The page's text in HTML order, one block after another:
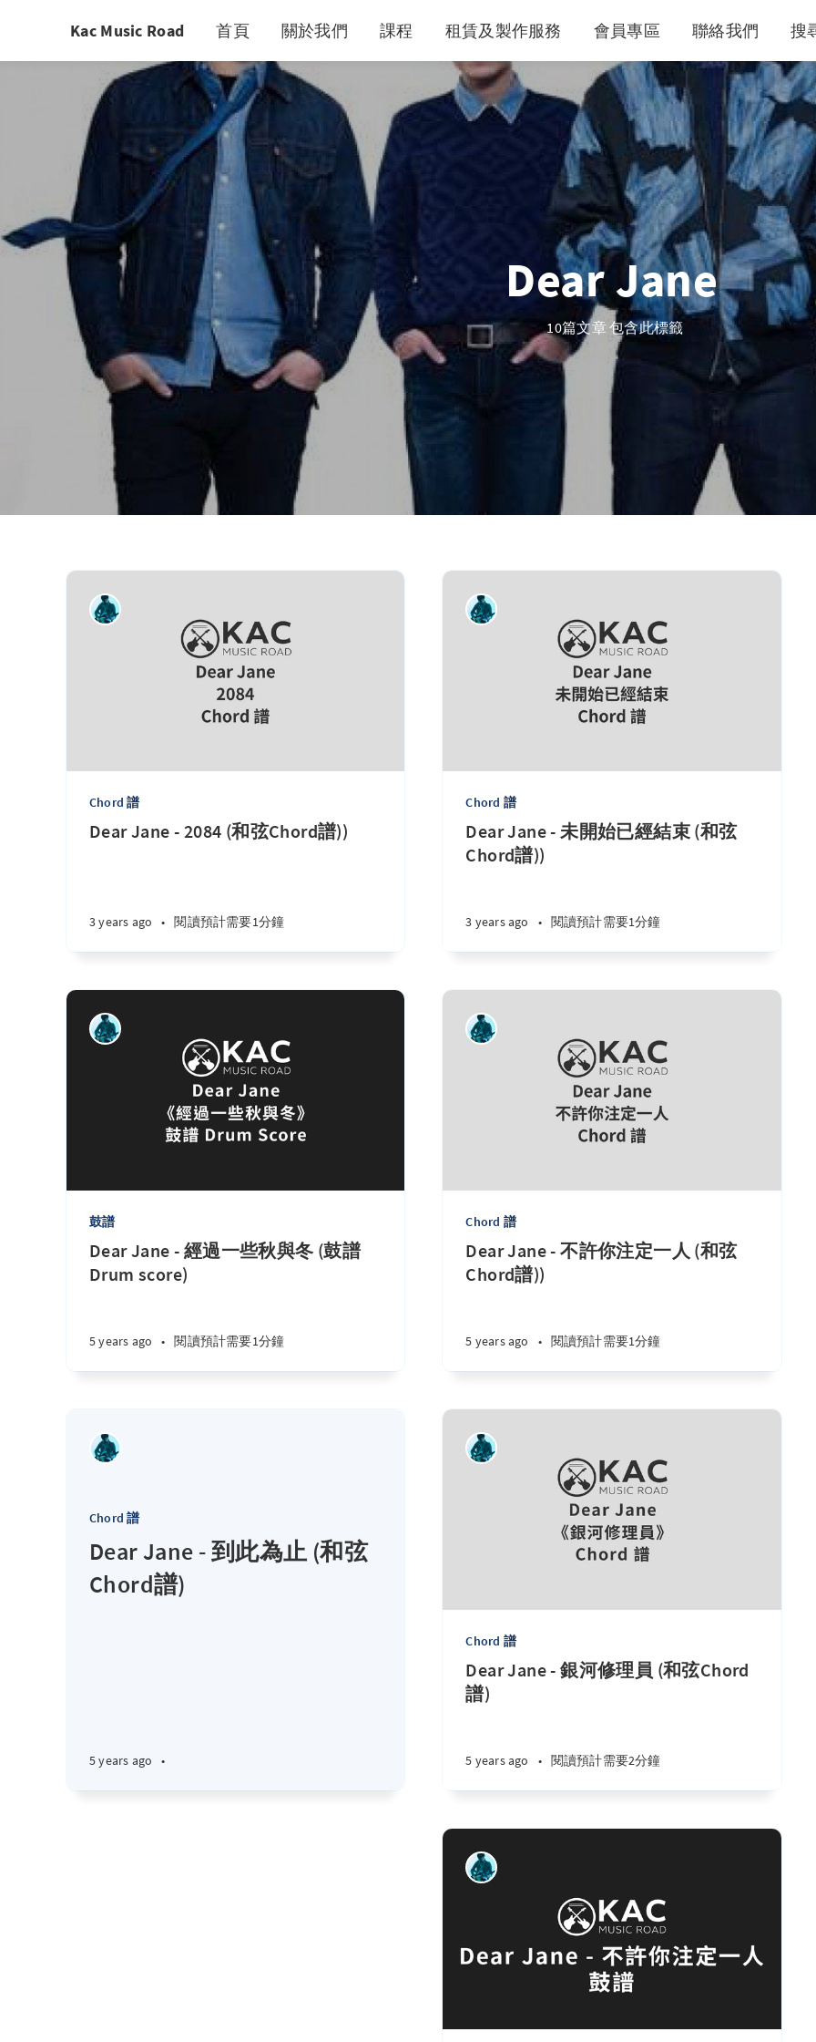
Kac Music Road 首頁 關於我們 課程 租賃及製作服務 會員專區 聯絡我們 搜
Dear Jane
10篇文章 包含此標籤
Chord 譜
Dear Jane - 2084 (和弦Chord譜))
3 years ago • 閱讀預計需要1分鐘
Chord 譜
Dear Jane - 未開始已經結束 (和弦
Chord譜))
3 years ago • 閱讀預計需要1分鐘
鼓譜
Dear Jane - 經過一些秋與冬 (鼓譜
Drum score)
5 years ago • 閱讀預計需要1分鐘
Chord 譜
Dear Jane - 不許你注定一人 (和弦
Chord譜))
5 years ago • 閱讀預計需要1分鐘
Chord 譜
Dear Jane - 到此為止 (和弦
Chord譜)
5 years ago •
Chord 譜
Dear Jane - 銀河修理員 (和弦Chord
譜)
5 years ago • 閱讀預計需要2分鐘